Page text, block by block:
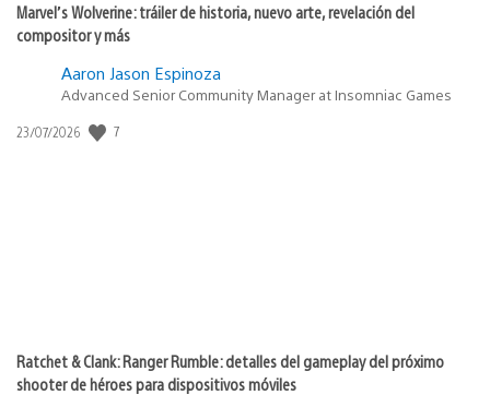
Marvel’s Wolverine: tráiler de historia, nuevo arte, revelación del
compositor y más
Aaron Jason Espinoza
Advanced Senior Community Manager at Insomniac Games
Fecha
23/07/2026 7
Ratchet & Clank: Ranger Rumble: detalles del gameplay del próximo
shooter de héroes para dispositivos móviles